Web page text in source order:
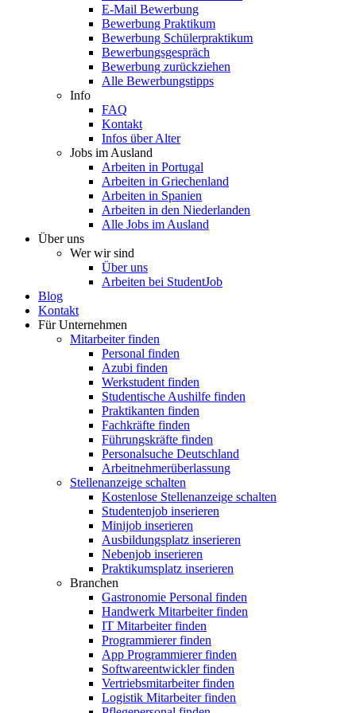
E-Mail Bewerbung
Bewerbung Praktikum
Bewerbung Schülerpraktikum
Bewerbungsgespräch
Bewerbung zurückziehen
Alle Bewerbungstipps
Info
FAQ
Kontakt
Infos über Alter
Jobs im Ausland
Arbeiten in Portugal
Arbeiten in Griechenland
Arbeiten in Spanien
Arbeiten in den Niederlanden
Alle Jobs im Ausland
Über uns
Wer wir sind
Über uns
Arbeiten bei StudentJob
Blog
Kontakt
Für Unternehmen
Mitarbeiter finden
Personal finden
Azubi finden
Werkstudent finden
Studentische Aushilfe finden
Praktikanten finden
Fachkräfte finden
Führungskräfte finden
Personalsuche Deutschland
Arbeitnehmerüberlassung
Stellenanzeige schalten
Kostenlose Stellenanzeige schalten
Studentenjob inserieren
Minijob inserieren
Ausbildungsplatz inserieren
Nebenjob inserieren
Praktikumsplatz inserieren
Branchen
Gastronomie Personal finden
Handwerk Mitarbeiter finden
IT Mitarbeiter finden
Programmierer finden
App Programmierer finden
Softwareentwickler finden
Vertriebsmitarbeiter finden
Logistik Mitarbeiter finden